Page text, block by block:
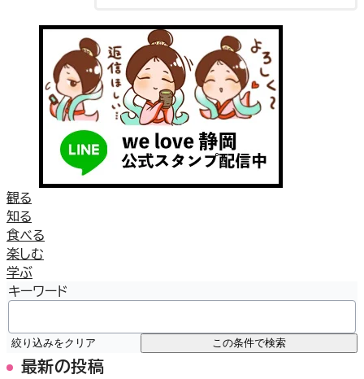
観る
知る
食べる
楽しむ
学ぶ
キーワード
絞り込みをクリア この条件で検索
最新の投稿